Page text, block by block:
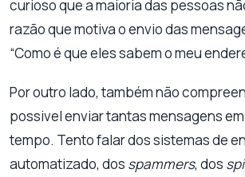
curioso que a maioria das pessoas
razão que motiva o envio das
“Como é que eles sabem o meu
Por outro lado, também não
possivel enviar tantas mensagens
tempo. Tento falar dos sistemas de
automatizado, dos spammers, dos